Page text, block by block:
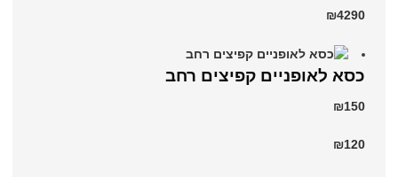
₪4290
כסא לאופניים קפיצים רחב
₪150
₪120